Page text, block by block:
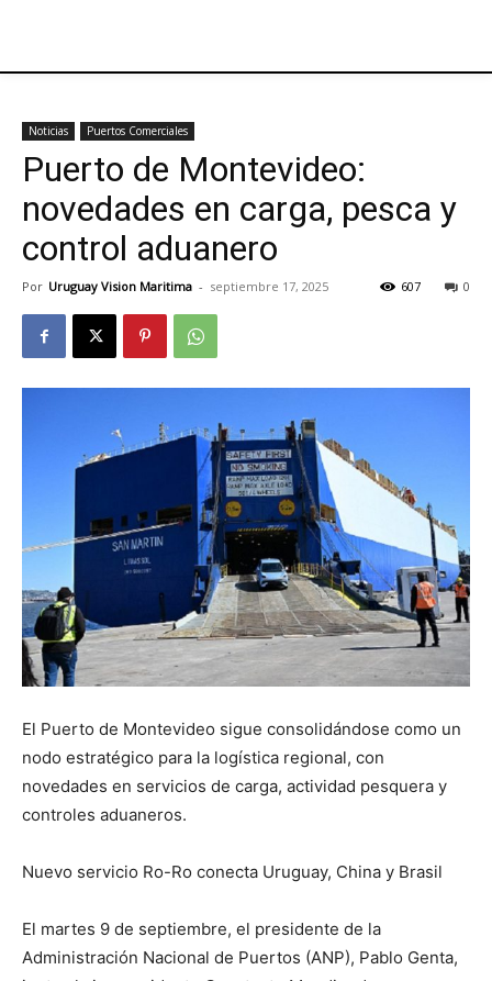
Noticias Puertos Comerciales
Puerto de Montevideo:
novedades en carga, pesca y
control aduanero
Por Uruguay Vision Maritima - septiembre 17, 2025 0
607
El Puerto de Montevideo sigue consolidándose como un
nodo estratégico para la logística regional, con
novedades en servicios de carga, actividad pesquera y
controles aduaneros.
Nuevo servicio Ro-Ro conecta Uruguay, China y Brasil
El martes 9 de septiembre, el presidente de la
Administración Nacional de Puertos (ANP), Pablo Genta,